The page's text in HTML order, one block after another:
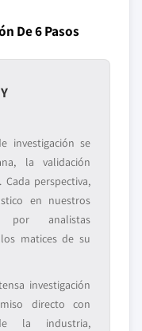
De 6 Pasos
investigación se
la validación
perspectiva,
en nuestros
por analistas
matices de su
investigación
directo con
la industria,